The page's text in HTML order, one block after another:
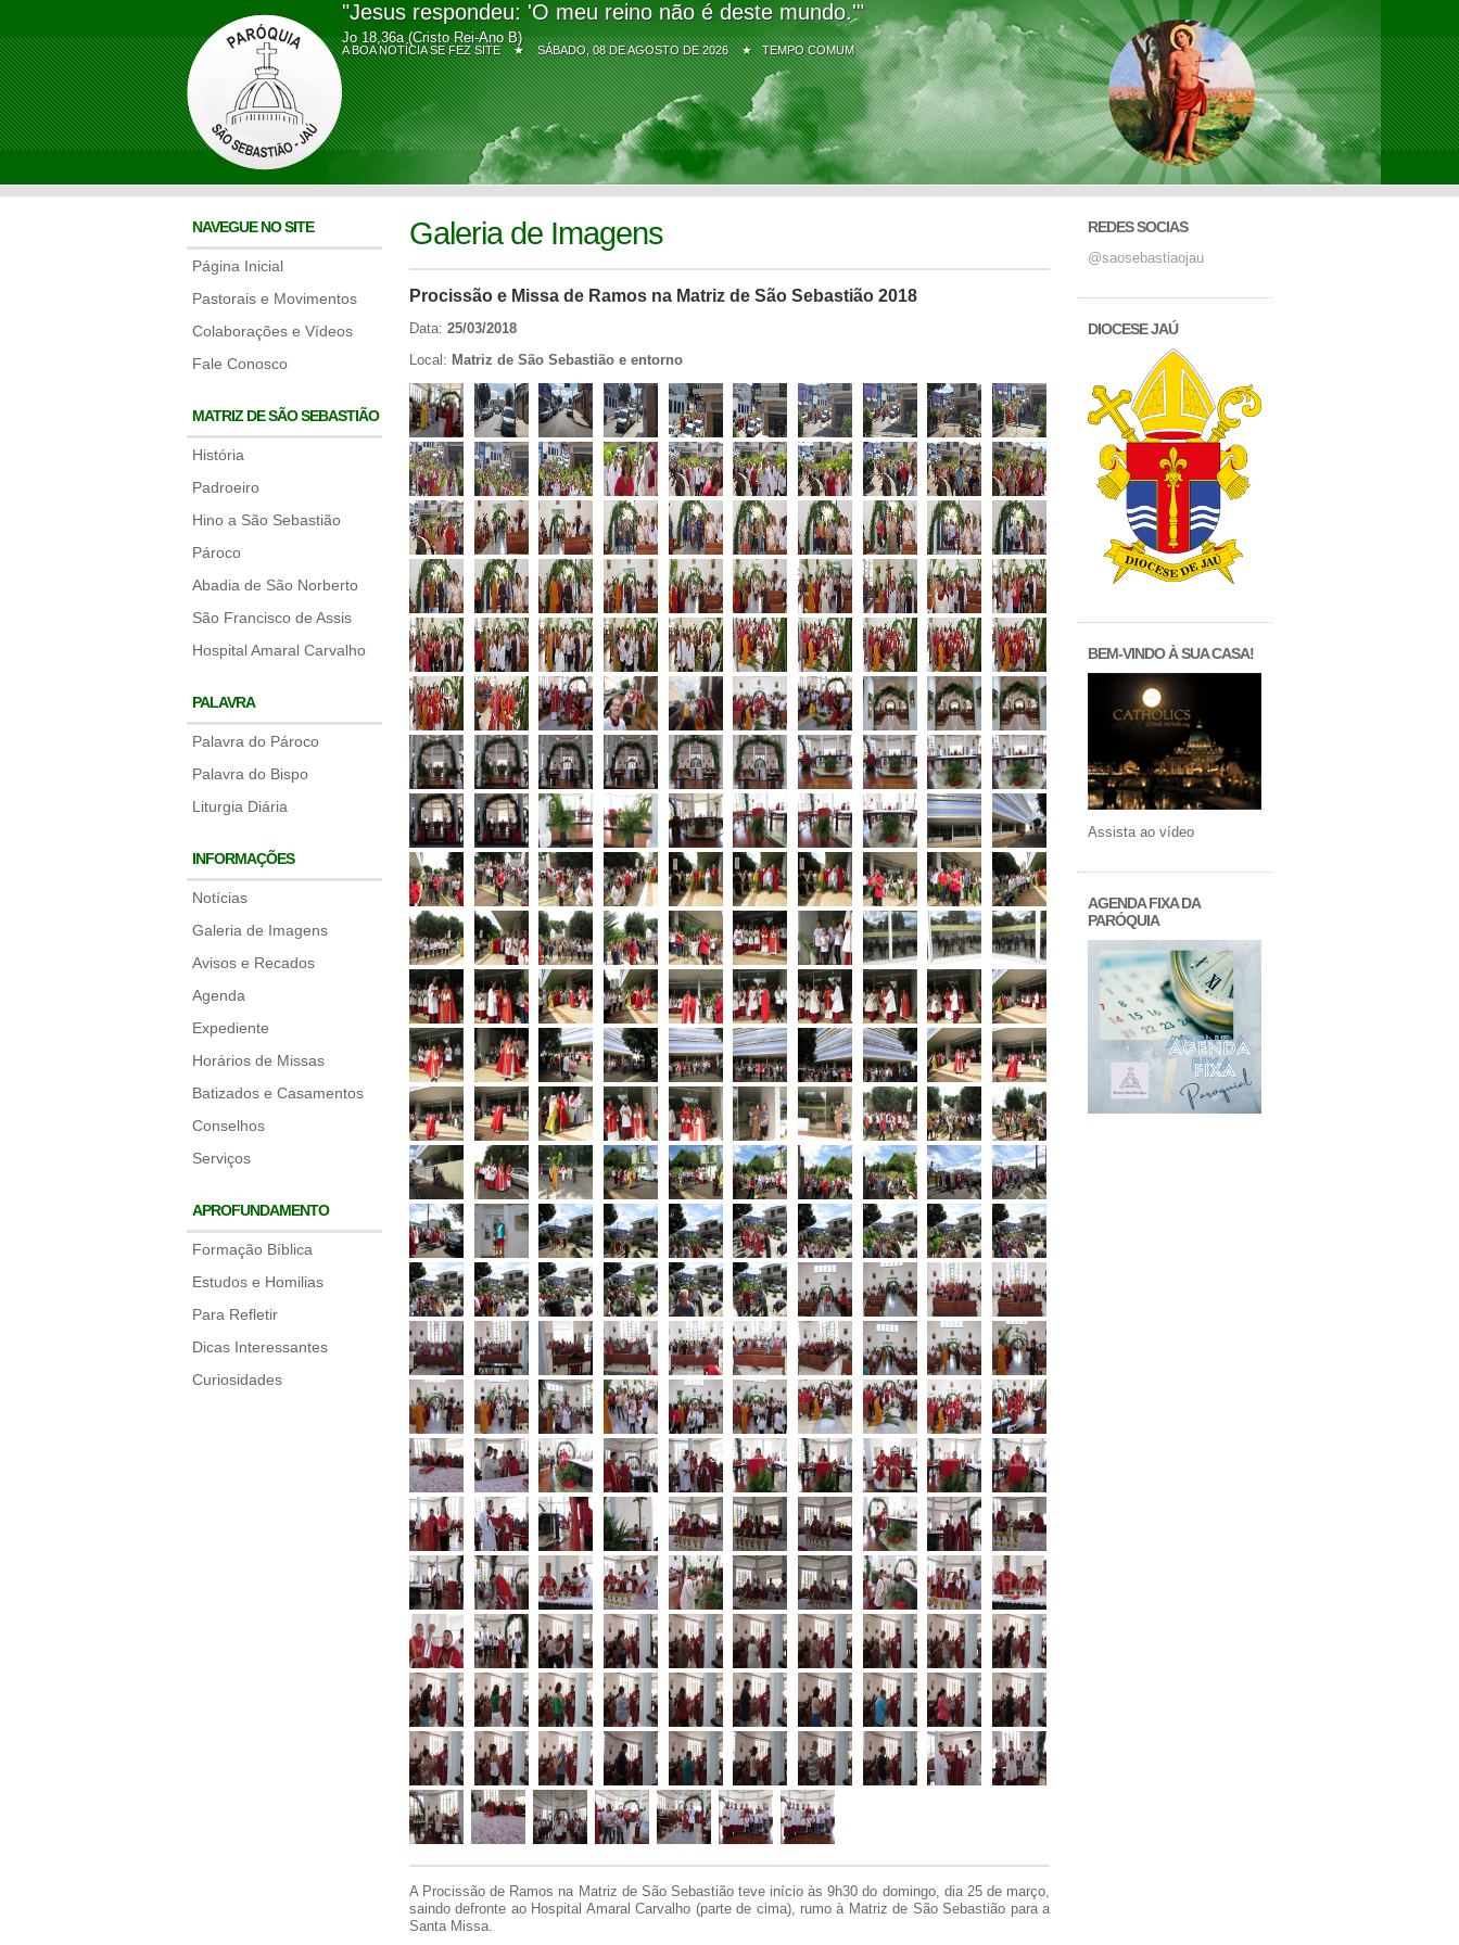
"Jesus respondeu: 'O meu reino não é deste mundo.'"
Jo 18,36a (Cristo Rei-Ano B)
A BOA NOTÍCIA SE FEZ SITE ★SÁBADO, 08 DE AGOSTO DE 2026 ★ TEMPO COMUM
NAVEGUE NO SITE
Página Inicial
Pastorais e Movimentos
Colaborações e Vídeos
Fale Conosco
MATRIZ DE SÃO SEBASTIÃO
História
Padroeiro
Hino a São Sebastião
Pároco
Abadia de São Norberto
São Francisco de Assis
Hospital Amaral Carvalho
PALAVRA
Palavra do Pároco
Palavra do Bispo
Liturgia Diária
INFORMAÇÕES
Notícias
Galeria de Imagens
Avisos e Recados
Agenda
Expediente
Horários de Missas
Batizados e Casamentos
Conselhos
Serviços
APROFUNDAMENTO
Formação Bíblica
Estudos e Homilias
Para Refletir
Dicas Interessantes
Curiosidades
Galeria de Imagens
Procissão e Missa de Ramos na Matriz de São Sebastião 2018
Data: 25/03/2018
Local: Matriz de São Sebastião e entorno
A Procissão de Ramos na Matriz de São Sebastião teve início às 9h30 do domingo, dia 25 de março,
saindo defronte ao Hospital Amaral Carvalho (parte de cima), rumo à Matriz de São Sebastião para a
Santa Missa.
REDES SOCIAS
@saosebastiaojau
DIOCESE JAÚ
BEM-VINDO À SUA CASA!
Assista ao vídeo
AGENDA FIXA DA
PARÓQUIA